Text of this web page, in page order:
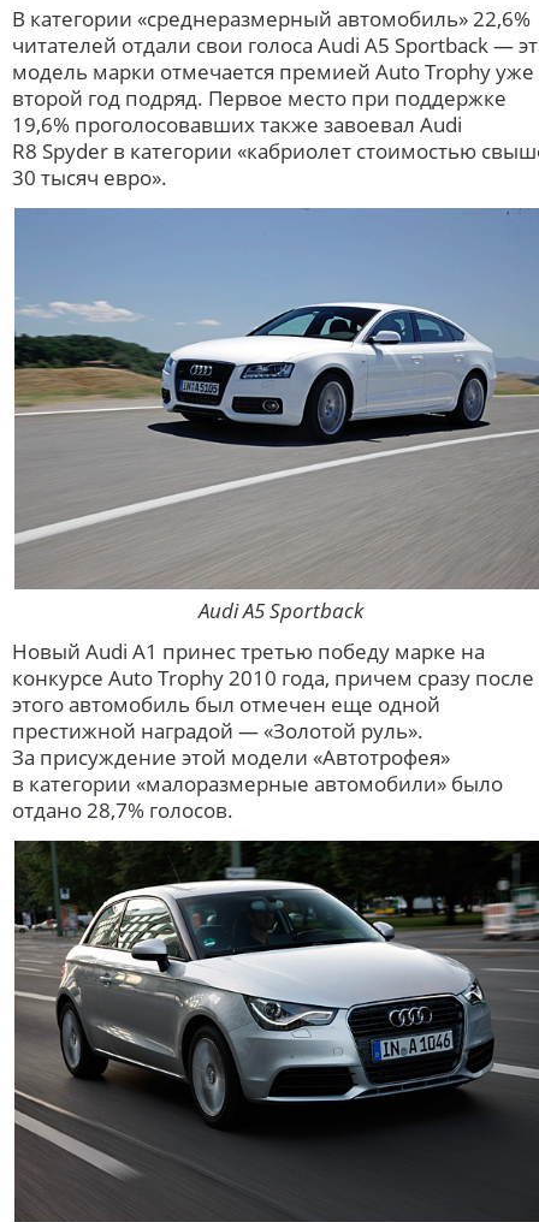
В категории «среднеразмерный автомобиль» 22,6%
читателей отдали свои голоса Audi A5 Sportback —
модель марки отмечается премией Auto Trophy уже
второй год подряд. Первое место при поддержке
19,6% проголосовавших также завоевал Audi
R8 Spyder в категории «кабриолет стоимостью
30 тысяч евро».
Audi A5 Sportback
Новый Audi A1 принес третью победу марке на
конкурсе Auto Trophy 2010 года, причем сразу после
этого автомобиль был отмечен еще одной
престижной наградой — «Золотой руль».
За присуждение этой модели «Автотрофея»
в категории «малоразмерные автомобили» было
отдано 28,7% голосов.